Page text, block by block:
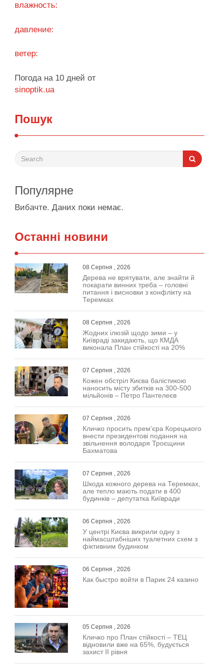
влажность:
давление:
ветер:
Погода на 10 дней от
sinoptik.ua
Пошук
Популярне
Вибачте. Даних поки немає.
Останні новини
08 Серпня , 2026
Дерева не врятувати, але знайти й
покарати винних треба – головні
питання і висновки з конфлікту на
Теремках
08 Серпня , 2026
Жодних ілюзій щодо зими – у
Київраді закидають, що КМДА
виконала План стійкості на 20%
07 Серпня , 2026
Кожен обстріл Києва балістикою
наносить місту збитків на 300-500
мільйонів – Петро Пантелеєв
07 Серпня , 2026
Кличко просить прем’єра Корецького
внести президентові подання на
звільнення володаря Троєщини
Бахматова
07 Серпня , 2026
Шкода кожного дерева на Теремках,
але тепло мають подати в 400
будинків – депутатка Київради
06 Серпня , 2026
У центрі Києва викрили одну з
наймасштабніших туалетних схем з
фіктивним будинком
06 Серпня , 2026
Как быстро войти в Парик 24 казино
05 Серпня , 2026
Кличко про План стійкості – ТЕЦ
відновили вже на 65%, будується
захист ІІ рівня